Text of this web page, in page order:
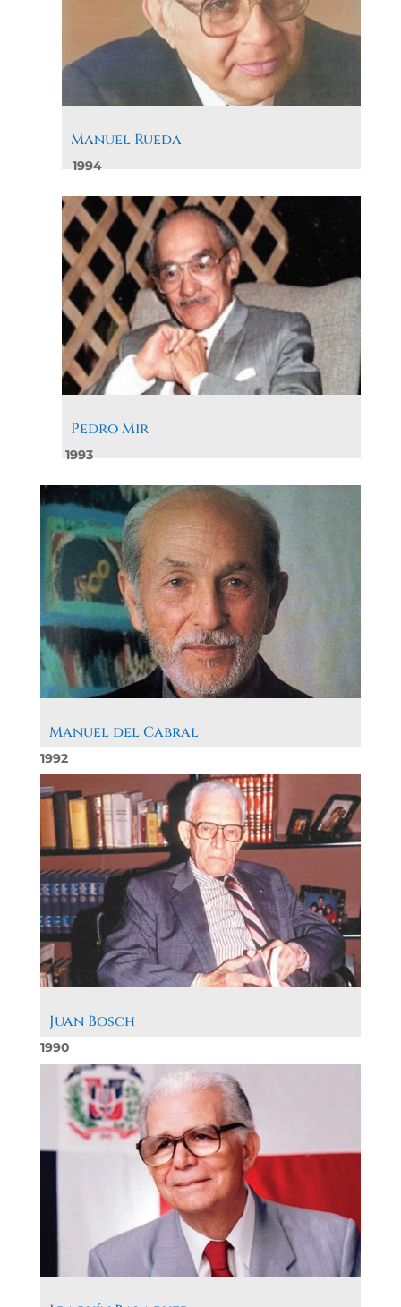
Manuel Rueda
1994
Pedro Mir
1993
Manuel del Cabral
1992
Juan Bosch
1990